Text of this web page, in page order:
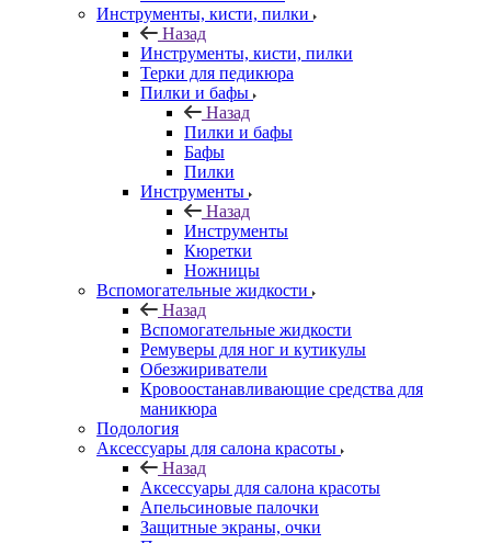
Инструменты, кисти, пилки
Назад
Инструменты, кисти, пилки
Терки для педикюра
Пилки и бафы
Назад
Пилки и бафы
Бафы
Пилки
Инструменты
Назад
Инструменты
Кюретки
Ножницы
Вспомогательные жидкости
Назад
Вспомогательные жидкости
Ремуверы для ног и кутикулы
Обезжириватели
Кровоостанавливающие средства для
маникюра
Подология
Аксессуары для салона красоты
Назад
Аксессуары для салона красоты
Апельсиновые палочки
Защитные экраны, очки